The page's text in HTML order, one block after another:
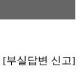
[부실답변 신고]